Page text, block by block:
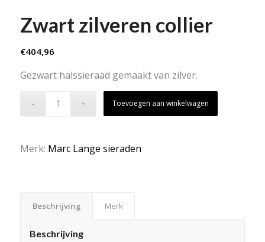
Zwart zilveren collier
€404,96
Gezwart halssieraad gemaakt van zilver.
Toevoegen aan winkelwagen
Merk: Marc Lange sieraden
Beschrijving Merk
Beschrijving